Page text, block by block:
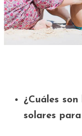
¿Cuáles
solares